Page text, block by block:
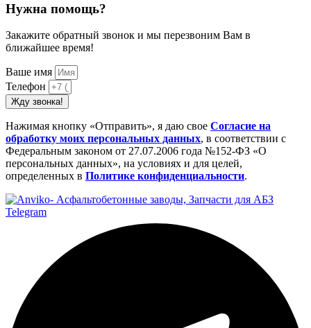
Нужна помощь?
Закажите обратный звонок и мы перезвоним Вам в
ближайшее время!
Ваше имя
Телефон
Жду звонка!
Нажимая кнопку «Отправить», я даю свое Cогласие на
обработку моих персональных данных, в соответствии с
Федеральным законом от 27.07.2006 года №152-ФЗ «О
персональных данных», на условиях и для целей,
определенных в Политике конфиденциальности.
Telegram